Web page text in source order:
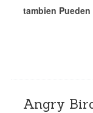
tambien
Angry